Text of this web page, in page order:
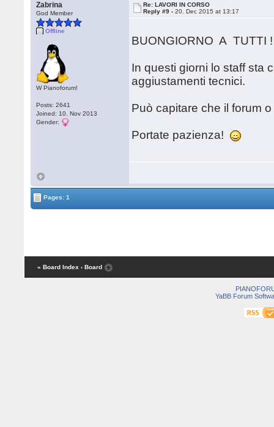
Zabrina
God Member
Offline
W Pianoforum!
Posts: 2641
Joined: 10. Nov 2013
Gender:
Re: LAVORI IN CORSO
Reply #9 -20. Dec 2015 at 13:17
BUONGIORNO A TUTTI !
In questi giorni lo staff sta
aggiustamenti tecnici.
Può capitare che il forum
Portate pazienza!
Pages: 1
« Board Index ‹ Board
YaBB Forum